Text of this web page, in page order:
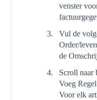
venster
Vul de
Order/
de
Scroll naar
Voeg
Voor elk